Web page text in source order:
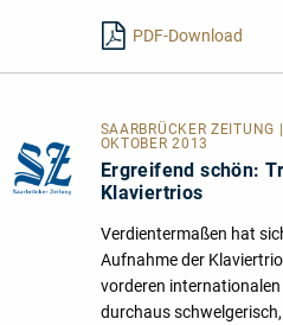
PDF-Download
SAARBRÜCKER
OKTOBER 2013
Ergreifend schön:
Klaviertrios
Verdientermaßen hat
Aufnahme der
vorderen
durchaus